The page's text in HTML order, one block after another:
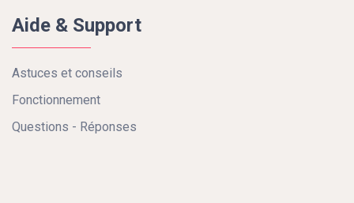
Aide & Support
Astuces et conseils
Fonctionnement
Questions - Réponses